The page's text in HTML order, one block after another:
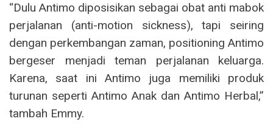
“Dulu Antimo diposisikan sebagai obat anti mabok
perjalanan (anti-motion sickness), tapi seiring
dengan perkembangan zaman, positioning Antimo
bergeser menjadi teman perjalanan keluarga.
Karena, saat ini Antimo juga memiliki produk
turunan seperti Antimo Anak dan Antimo Herbal,”
tambah Emmy.